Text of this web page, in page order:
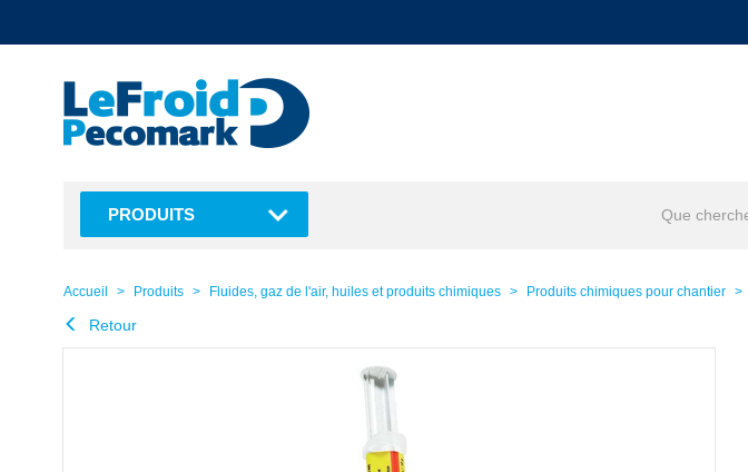
PRODUITS
Accueil Produits Fluides, gaz de l'air, huiles et produits chimiques Produits chimiques pour chantier
Retour